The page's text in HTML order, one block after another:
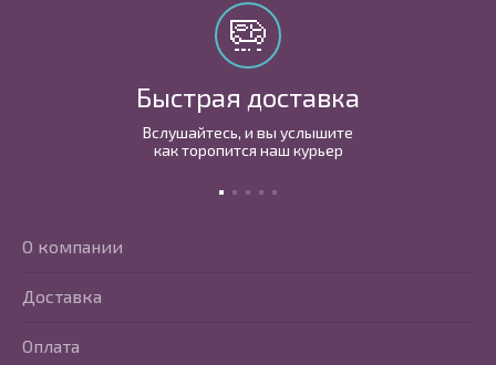
Быстрая доставка
Вслушайтесь, и вы услышите
как торопится наш курьер
О компании
Доставка
Оплата